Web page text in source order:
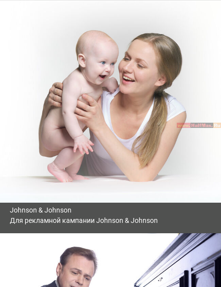
Johnson & Johnson
Для рекламной кампании Johnson & Johnson